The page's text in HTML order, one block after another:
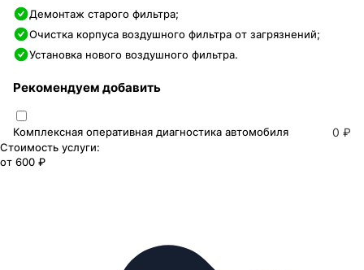
Демонтаж старого фильтра;
Очистка корпуса воздушного фильтра от загрязнений;
Установка нового воздушного фильтра.
Рекомендуем добавить
Комплексная оперативная диагностика автомобиля 0 ₽
Стоимость услуги:
от 600 ₽